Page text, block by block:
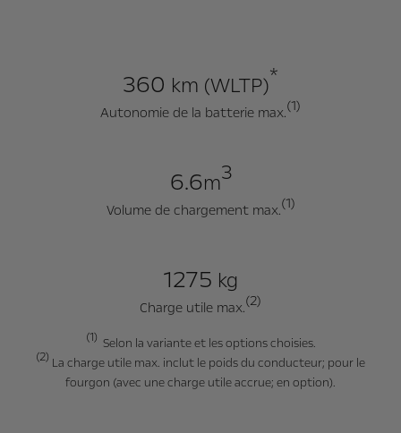
360 km (WLTP)*
Autonomie de la batterie max.(1)
6.6m3
Volume de chargement max.(1)
1275 kg
Charge utile max.(2)
(1) Selon la variante et les options choisies.
(2) La charge utile max. inclut le poids du conducteur; pour le
fourgon (avec une charge utile accrue; en option).